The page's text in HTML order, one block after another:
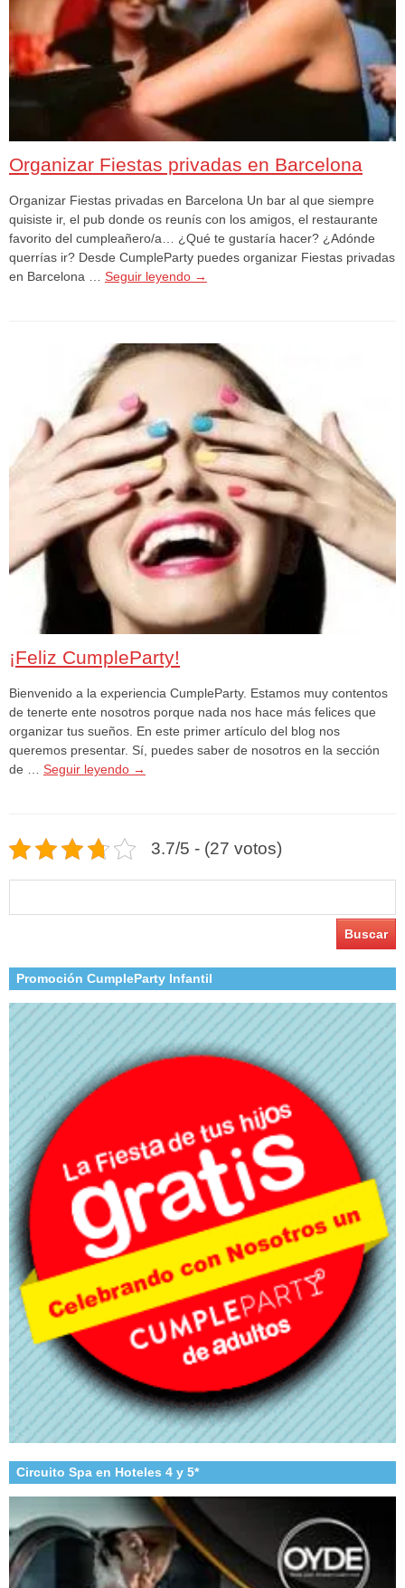
Organizar Fiestas privadas en Barcelona
Organizar Fiestas privadas en Barcelona Un bar al que siempre
quisiste ir, el pub donde os reunís con los amigos, el restaurante
favorito del cumpleañero/a… ¿Qué te gustaría hacer? ¿Adónde
querrías ir? Desde CumpleParty puedes organizar Fiestas privadas
en Barcelona … Seguir leyendo →
¡Feliz CumpleParty!
Bienvenido a la experiencia CumpleParty. Estamos muy contentos
de tenerte ente nosotros porque nada nos hace más felices que
organizar tus sueños. En este primer artículo del blog nos
queremos presentar. Sí, puedes saber de nosotros en la sección
de … Seguir leyendo →
3.7/5 - (27 votos)
Promoción CumpleParty Infantil
Circuito Spa en Hoteles 4 y 5*